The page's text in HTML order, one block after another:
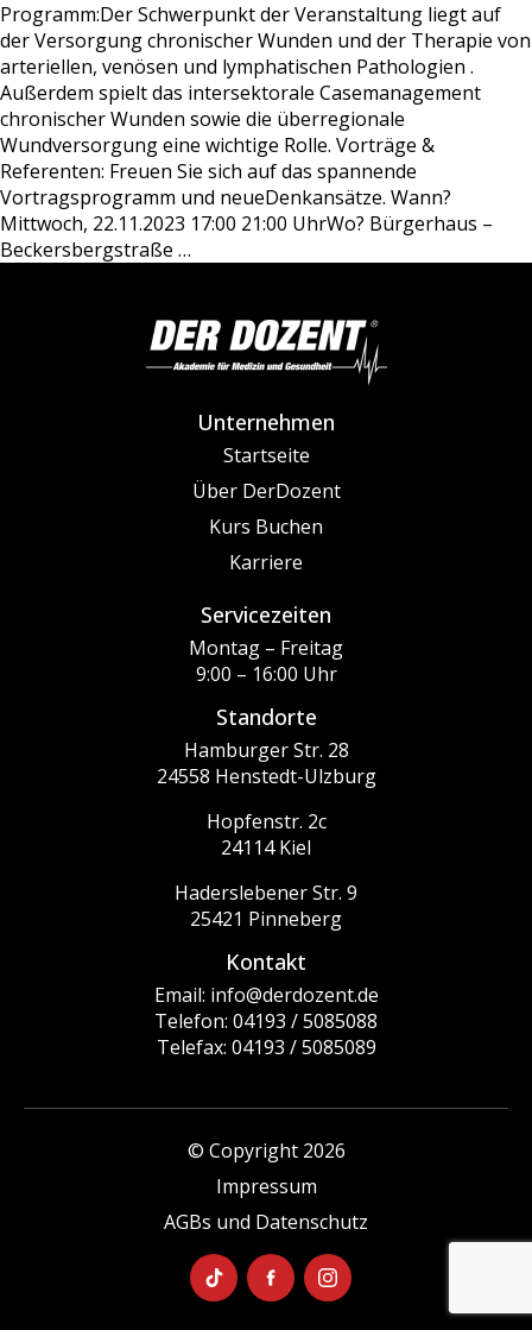
Programm:Der Schwerpunkt der Veranstaltung liegt auf
der Versorgung chronischer Wunden und der Therapie von
arteriellen, venösen und lymphatischen Pathologien .
Außerdem spielt das intersektorale Casemanagement
chronischer Wunden sowie die überregionale
Wundversorgung eine wichtige Rolle. Vorträge &
Referenten: Freuen Sie sich auf das spannende
Vortragsprogramm und neueDenkansätze. Wann?
Mittwoch, 22.11.2023 17:00 21:00 UhrWo? Bürgerhaus –
Beckersbergstraße …
Unternehmen
Startseite
Über DerDozent
Kurs Buchen
Karriere
Servicezeiten
Montag – Freitag
9:00 – 16:00 Uhr
Standorte
Hamburger Str. 28
24558 Henstedt-Ulzburg
Hopfenstr. 2c
24114 Kiel
Haderslebener Str. 9
25421 Pinneberg
Kontakt
Email: info@derdozent.de
Telefon: 04193 / 5085088
Telefax: 04193 / 5085089
© Copyright 2026
Impressum
AGBs und Datenschutz